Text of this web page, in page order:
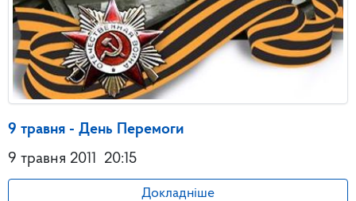
9 травня - День Перемоги
9 травня 2011
20:15
Докладніше